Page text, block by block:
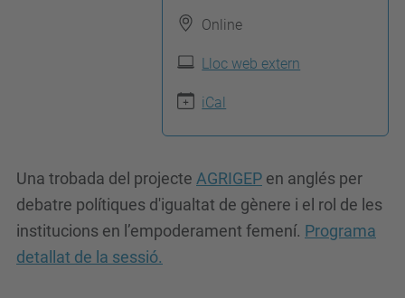
a
n
v
i
Online
Lloc web extern
iCal
Una trobada del projecte AGRIGEP en anglés per
debatre polítiques d'igualtat de gènere i el rol de les
institucions en l’empoderament femení. Programa
detallat de la sessió.